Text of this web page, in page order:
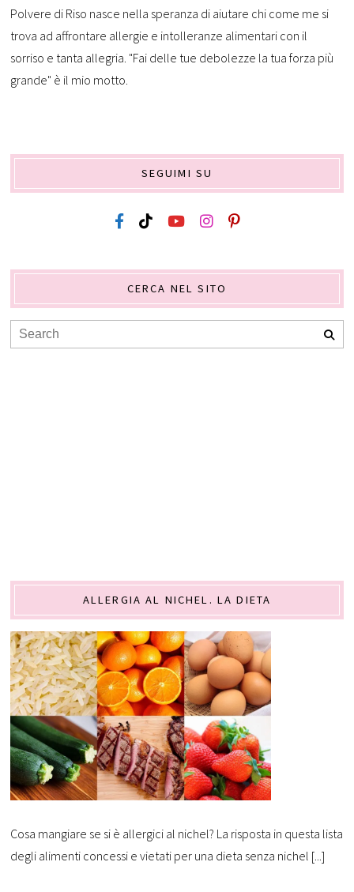
Polvere di Riso nasce nella speranza di aiutare chi come me si
trova ad affrontare allergie e intolleranze alimentari con il
sorriso e tanta allegria. "Fai delle tue debolezze la tua forza più
grande" è il mio motto.
SEGUIMI SU
CERCA NEL SITO
ALLERGIA AL NICHEL. LA DIETA
Cosa mangiare se si è allergici al nichel? La risposta in questa lista
degli alimenti concessi e vietati per una dieta senza nichel [...]